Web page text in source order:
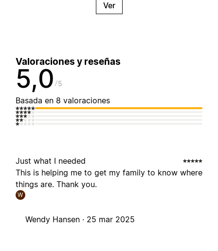
Ver
Valoraciones y reseñas
5,0 5
Basada en 8 valoraciones
Just what I needed
This is helping me to get my family to know where
things are. Thank you.
W
Wendy Hansen · 25 mar 2025